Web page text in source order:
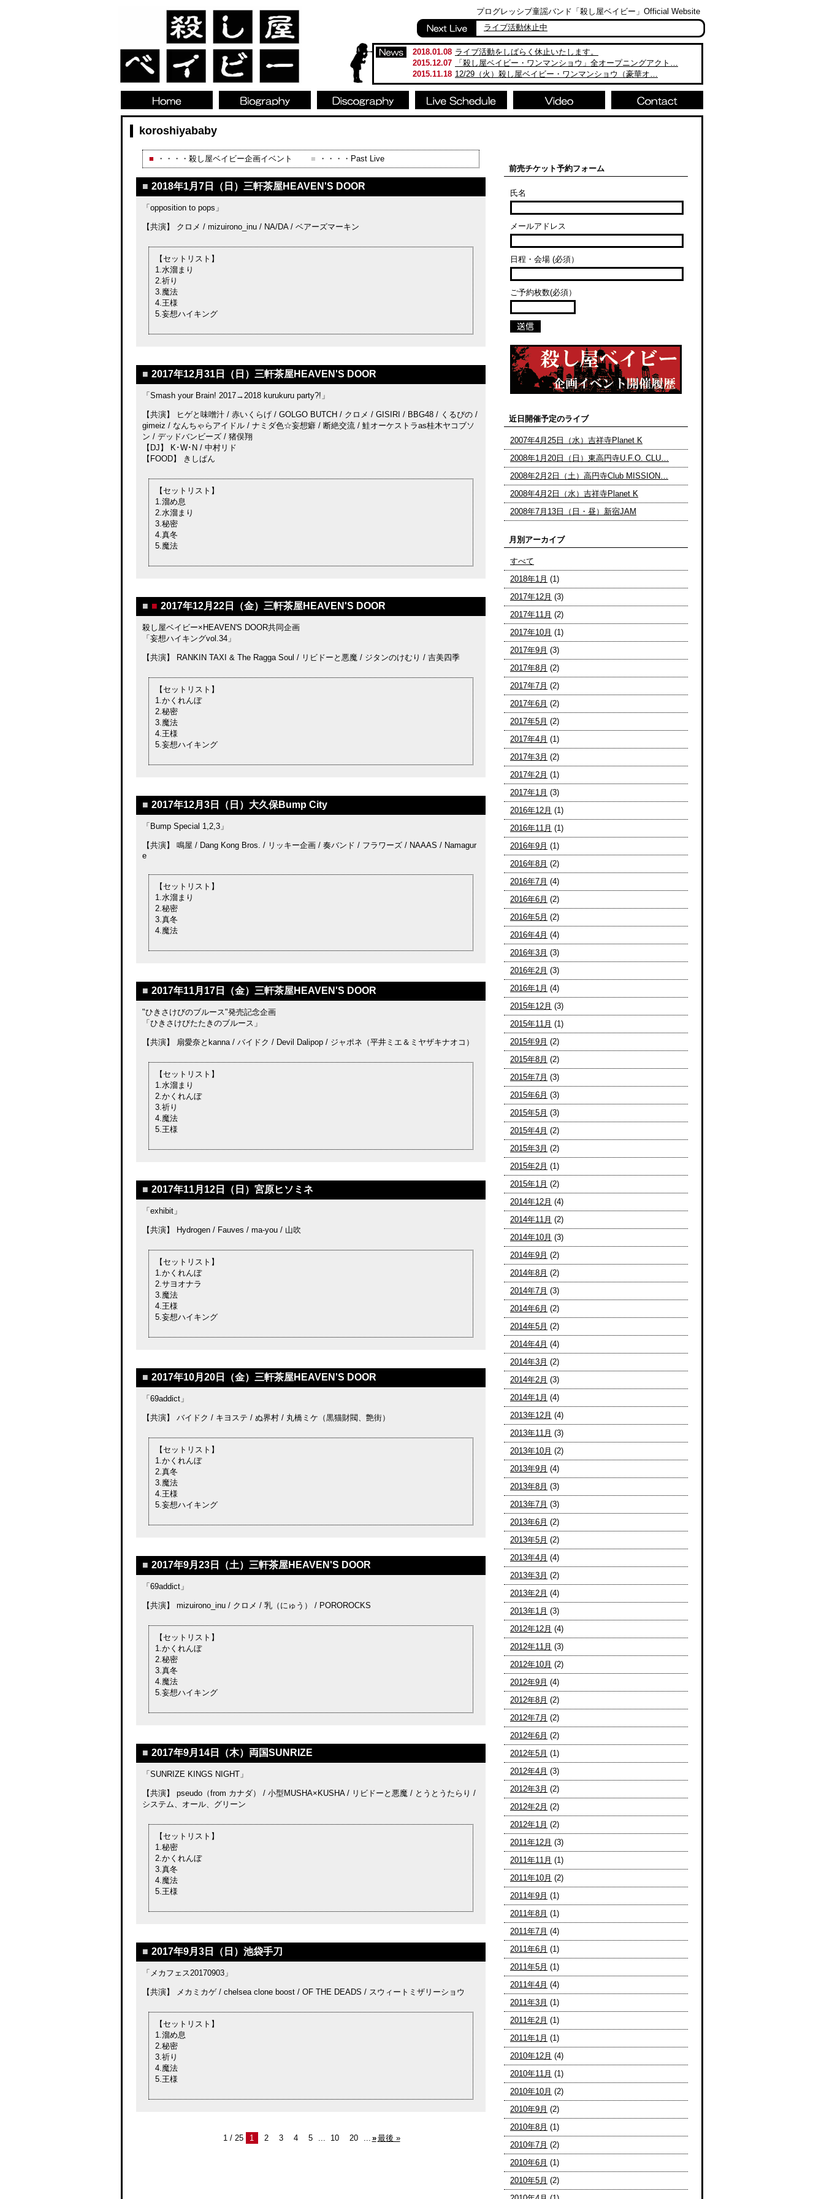
プログレッシブ童謡バンド「殺し屋ベイビー」Official Website
ライブ活動休止中
2018.01.08 ライブ活動をしばらく休止いたします。
2015.12.07
「殺し屋ベイビー・ワンマンショウ」全オープニングアクト…
2015.11.18 12/29（火）殺し屋ベイビー・ワンマンショウ（豪華オ…
koroshiyababy
■ ・・・・ 殺し屋ベイビー企画イベント ■ ・・・・Past Live
■ 2018年1月7日（日）三軒茶屋HEAVEN'S DOOR
「opposition to pops」
【共演】 クロメ / mizuirono_inu / NA/DA / ベアーズマーキン
【セットリスト】
1.水溜まり
2.祈り
3.魔法
4.王様
5.妄想ハイキング
■ 2017年12月31日（日）三軒茶屋HEAVEN'S DOOR
「Smash your Brain! 2017→2018 kurukuru party?!」
【共演】 ヒゲと味噌汁 / 赤いくらげ / GOLGO BUTCH / クロメ / GISIRI / BBG48 / くるぴの /
gimeiz / なんちゃらアイドル / ナミダ色☆妄想癖 / 断絶交流 / 鮭オーケストラas桂木ヤコブソ
ン / デッドバンビーズ / 猪俣翔
【DJ】 K･W･N / 中村リド
【FOOD】 きしぱん
【セットリスト】
1.溜め息
2.水溜まり
3.秘密
4.真冬
5.魔法
■ ■ 2017年12月22日（金）三軒茶屋HEAVEN'S DOOR
殺し屋ベイビー×HEAVEN'S DOOR共同企画
「妄想ハイキングvol.34」
【共演】 RANKIN TAXI & The Ragga Soul / リビドーと悪魔 / ジタンのけむり / 吉美四季
【セットリスト】
1.かくれんぼ
2.秘密
3.魔法
4.王様
5.妄想ハイキング
■ 2017年12月3日（日）大久保Bump City
「Bump Special 1,2,3」
【共演】 鳴屋 / Dang Kong Bros. / リッキー企画 / 奏バンド / フラワーズ / NAAAS / Namagur
e
【セットリスト】
1.水溜まり
2.秘密
3.真冬
4.魔法
■ 2017年11月17日（金）三軒茶屋HEAVEN'S DOOR
"ひきさけびのブルース"発売記念企画
「ひきさけびたたきのブルース」
【共演】 扇愛奈とkanna / バイドク / Devil Dalipop / ジャポネ（平井ミエ＆ミヤザキナオコ）
【セットリスト】
1.水溜まり
2.かくれんぼ
3.祈り
4.魔法
5.王様
■ 2017年11月12日（日）宮原ヒソミネ
「exhibit」
【共演】 Hydrogen / Fauves / ma-you / 山吹
【セットリスト】
1.かくれんぼ
2.サヨオナラ
3.魔法
4.王様
5.妄想ハイキング
■ 2017年10月20日（金）三軒茶屋HEAVEN'S DOOR
「69addict」
【共演】 バイドク / キヨステ / ぬ界村 / 丸橋ミケ（黒猫財閥、艶街）
【セットリスト】
1.かくれんぼ
2.真冬
3.魔法
4.王様
5.妄想ハイキング
■ 2017年9月23日（土）三軒茶屋HEAVEN'S DOOR
「69addict」
【共演】 mizuirono_inu / クロメ / 乳（にゅう） / POROROCKS
【セットリスト】
1.かくれんぼ
2.秘密
3.真冬
4.魔法
5.妄想ハイキング
■ 2017年9月14日（木）両国SUNRIZE
「SUNRIZE KINGS NIGHT」
【共演】 pseudo（from カナダ） / 小型MUSHA×KUSHA / リビドーと悪魔 / とうとうたらり /
システム、オール、グリーン
【セットリスト】
1.秘密
2.かくれんぼ
3.真冬
4.魔法
5.王様
■ 2017年9月3日（日）池袋手刀
「メカフェス20170903」
【共演】 メカミカゲ / chelsea clone boost / OF THE DEADS / スウィートミザリーショウ
【セットリスト】
1.溜め息
2.秘密
3.祈り
4.魔法
5.王様
1 / 25 1 2 3 4 5 ... 10 20 ... »最後 »
前売チケット予約フォーム
氏名
メールアドレス
日程・会場 (必須）
ご予約枚数(必須）
近日開催予定のライブ
2007年4月25日（水）吉祥寺Planet K
2008年1月20日（日）東高円寺U.F.O. CLU…
2008年2月2日（土）高円寺Club MISSION…
2008年4月2日（水）吉祥寺Planet K
2008年7月13日（日・昼）新宿JAM
月別アーカイブ
すべて
2018年1月 (1)
2017年12月 (3)
2017年11月 (2)
2017年10月 (1)
2017年9月 (3)
2017年8月 (2)
2017年7月 (2)
2017年6月 (2)
2017年5月 (2)
2017年4月 (1)
2017年3月 (2)
2017年2月 (1)
2017年1月 (3)
2016年12月 (1)
2016年11月 (1)
2016年9月 (1)
2016年8月 (2)
2016年7月 (4)
2016年6月 (2)
2016年5月 (2)
2016年4月 (4)
2016年3月 (3)
2016年2月 (3)
2016年1月 (4)
2015年12月 (3)
2015年11月 (1)
2015年9月 (2)
2015年8月 (2)
2015年7月 (3)
2015年6月 (3)
2015年5月 (3)
2015年4月 (2)
2015年3月 (2)
2015年2月 (1)
2015年1月 (2)
2014年12月 (4)
2014年11月 (2)
2014年10月 (3)
2014年9月 (2)
2014年8月 (2)
2014年7月 (3)
2014年6月 (2)
2014年5月 (2)
2014年4月 (4)
2014年3月 (2)
2014年2月 (3)
2014年1月 (4)
2013年12月 (4)
2013年11月 (3)
2013年10月 (2)
2013年9月 (4)
2013年8月 (3)
2013年7月 (3)
2013年6月 (2)
2013年5月 (2)
2013年4月 (4)
2013年3月 (2)
2013年2月 (4)
2013年1月 (3)
2012年12月 (4)
2012年11月 (3)
2012年10月 (2)
2012年9月 (4)
2012年8月 (2)
2012年7月 (2)
2012年6月 (2)
2012年5月 (1)
2012年4月 (3)
2012年3月 (2)
2012年2月 (2)
2012年1月 (2)
2011年12月 (3)
2011年11月 (1)
2011年10月 (2)
2011年9月 (1)
2011年8月 (1)
2011年7月 (4)
2011年6月 (1)
2011年5月 (1)
2011年4月 (4)
2011年3月 (1)
2011年2月 (1)
2011年1月 (1)
2010年12月 (4)
2010年11月 (1)
2010年10月 (2)
2010年9月 (2)
2010年8月 (1)
2010年7月 (2)
2010年6月 (1)
2010年5月 (2)